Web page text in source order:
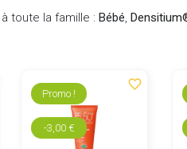
toute la famille : Bébé,
favorite_border
Promo !
-3,00 €